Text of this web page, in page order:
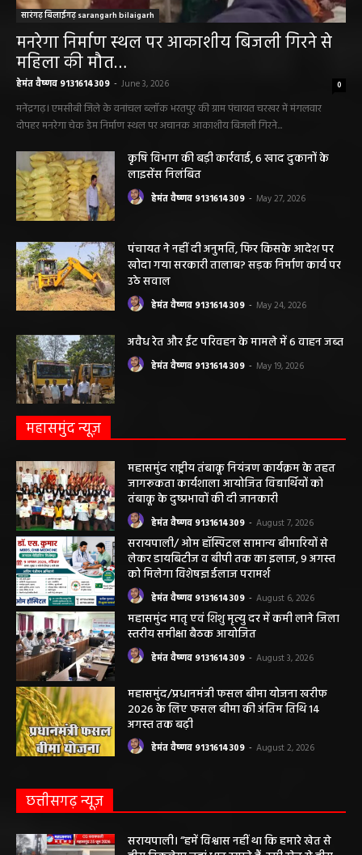
सारंगढ़ बिलाईगढ़ sarangarh bilaigarh
मनरेगा निर्माण स्थल पर आकाशीय बिजली गिरने से
महिला की मौत…
हेमंत वैष्णव 9131614309 June 3, 2026 0
मनेंद्रगढ़। एमसीबी जिले के वनांचल ब्लॉक भरतपुर की ग्राम पंचायत चरखर में मंगलवार
दोपहर मनरेगा चेक डेम निर्माण स्थल पर अचानक आकाशीय बिजली गिरने...
कृषि विभाग की बड़ी कार्रवाई, 6 खाद दुकानों के
लाइसेंस निलंबित
हेमंत वैष्णव 9131614309 May 27, 2026
पंचायत ने नहीं दी अनुमति, फिर किसके आदेश पर
खोदा गया सरकारी तालाब? सड़क निर्माण कार्य पर
उठे सवाल
हेमंत वैष्णव 9131614309 May 24, 2026
अवैध रेत और ईंट परिवहन के मामले में 6 वाहन जब्त
हेमंत वैष्णव 9131614309 May 19, 2026
महासमुंद न्यूज़
महासमुंद राष्ट्रीय तंबाकू नियंत्रण कार्यक्रम के तहत
जागरूकता कार्यशाला आयोजित विद्यार्थियों को
तंबाकू के दुष्प्रभावों की दी जानकारी
हेमंत वैष्णव 9131614309 August 7, 2026
सरायपाली/ ओम हॉस्पिटल सामान्य बीमारियों से
लेकर डायबिटीज व बीपी तक का इलाज, 9 अगस्त
को मिलेगा विशेषज्ञ ईलाज परामर्श
हेमंत वैष्णव 9131614309 August 6, 2026
महासमुंद मातृ एवं शिशु मृत्यु दर में कमी लाने जिला
स्तरीय समीक्षा बैठक आयोजित
हेमंत वैष्णव 9131614309 August 3, 2026
महासमुंद/प्रधानमंत्री फसल बीमा योजना खरीफ
2026 के लिए फसल बीमा की अंतिम तिथि 14
अगस्त तक बढ़ी
हेमंत वैष्णव 9131614309 August 2, 2026
छत्तीसगढ़ न्यूज़
सरायपाली। “हमें विश्वास नहीं था कि हमारे खेत से